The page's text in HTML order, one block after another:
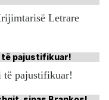
Letrare
pajustifikuar!